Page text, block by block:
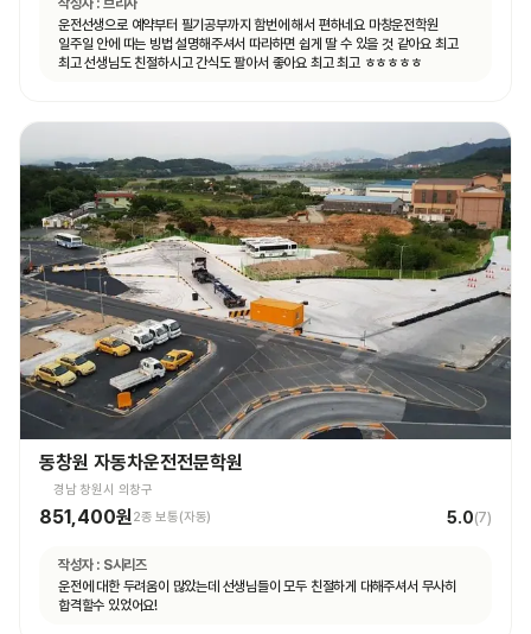
운전선생으로 예약부터 필기공부까지 함번에 해서 편하네요 마창운전학원
일주일 안에 따는 빙법 설명해주셔서 따라하면 쉽게 딸 수 있을 것 같아요 최고
최고 선생님도 친절하시고 간식도 팔아서 좋아요 최고 최고 ㅎㅎㅎㅎㅎ
동창원 자동차운전전문학원
경남 창원시 의창구
851,400원2종 보통(자동) 5.0(7)
작성자 : S시리즈
운전에 대한 두려움이 많았는데 선생님들이 모두 친절하게 대해주셔서 무사히
합격할수 있었어요!